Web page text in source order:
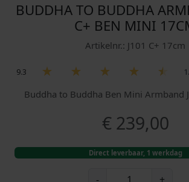
BUDDHA TO BUDDHA
C+ BEN MINI
Artikelnr.: J101 C+ 17cm
9.3
Buddha to Buddha Ben Mini Armband
€239,00
Direct leverbaar, 1 werkdag